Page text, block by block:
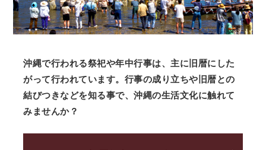
沖縄で行われる祭祀や年中行事は、主に旧暦にした
がって行われています。行事の成り立ちや旧暦との
結びつきなどを知る事で、沖縄の生活文化に触れて
みませんか？